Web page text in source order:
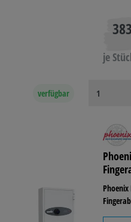
je
verfügbar